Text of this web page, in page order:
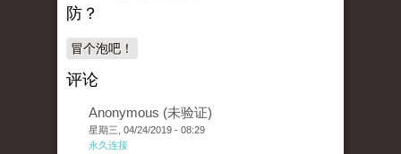
防？
冒个泡吧！
评论
Anonymous (未验证)
星期三, 04/24/2019 - 08:29
永久连接